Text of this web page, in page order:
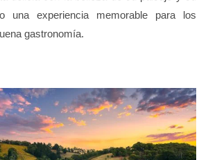
una experiencia memorable para los
gastronomía.